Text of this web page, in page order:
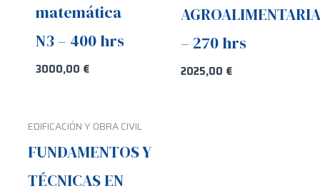
matemática
N3 – 400 hrs
3000,00 €
– 270 hrs
2025,00 €
EDIFICACIÓN Y OBRA CIVIL
FUNDAMENTOS Y
TÉCNICAS EN